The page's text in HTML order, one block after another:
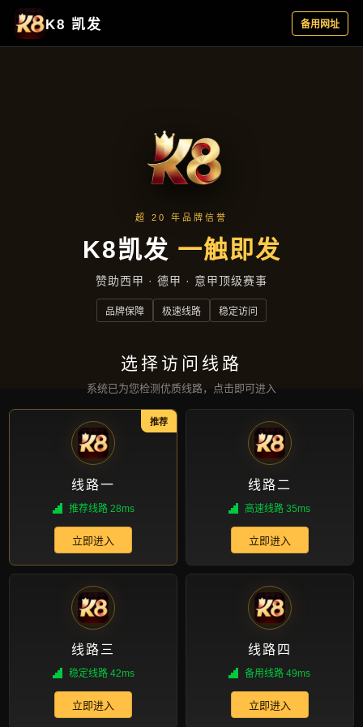
新闻纵览
首页 新闻纵览